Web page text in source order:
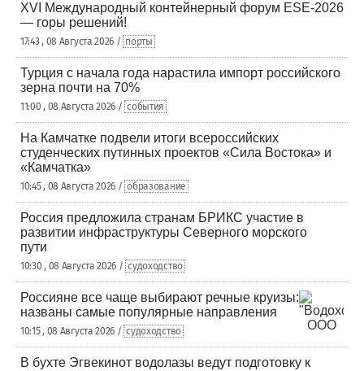
XVI Международный контейнерный форум ESE-2026
— горы решений!
17:43 , 08 Августа 2026 / порты
Турция с начала года нарастила импорт российского
зерна почти на 70%
11:00 , 08 Августа 2026 / события
На Камчатке подвели итоги всероссийских
студенческих путинных проектов «Сила Востока» и
«Камчатка»
10:45 , 08 Августа 2026 / образование
Россия предложила странам БРИКС участие в
развитии инфраструктуры Северного морского
пути
10:30 , 08 Августа 2026 / судоходство
Россияне все чаще выбирают речные круизы:
названы самые популярные направления
10:15 , 08 Августа 2026 / судоходство
В бухте Эгвекинот водолазы ведут подготовку к